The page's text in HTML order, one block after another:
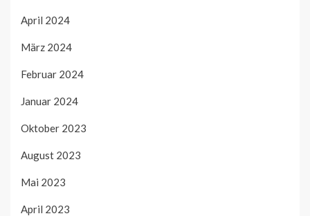
April 2024
März 2024
Februar 2024
Januar 2024
Oktober 2023
August 2023
Mai 2023
April 2023